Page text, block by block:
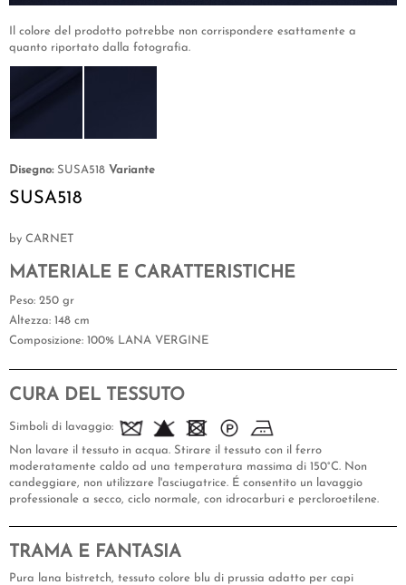
Il colore del prodotto potrebbe non corrispondere esattamente a
quanto riportato dalla fotografia.
Disegno: SUSA518 Variante
SUSA518
by CARNET
MATERIALE E CARATTERISTICHE
Peso: 250 gr
Altezza: 148 cm
Composizione: 100% LANA VERGINE
CURA DEL TESSUTO
Simboli di lavaggio:
Non lavare il tessuto in acqua. Stirare il tessuto con il ferro
moderatamente caldo ad una temperatura massima di 150°C. Non
candeggiare, non utilizzare l'asciugatrice. É consentito un lavaggio
professionale a secco, ciclo normale, con idrocarburi e percloroetilene.
TRAMA E FANTASIA
Pura lana bistretch, tessuto colore blu di prussia adatto per capi